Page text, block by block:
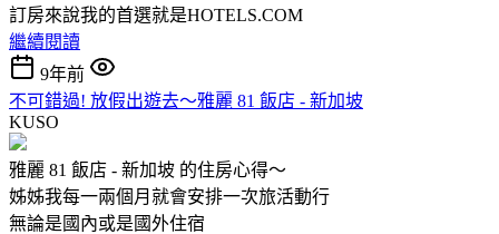
訂房來說我的首選就是HOTELS.COM
繼續閱讀
9年前
不可錯過! 放假出遊去～雅麗 81 飯店 - 新加坡
KUSO
雅麗 81 飯店 - 新加坡 的住房心得～
姊姊我每一兩個月就會安排一次旅活動行
無論是國內或是國外住宿